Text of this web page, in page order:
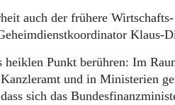
auch der frühere
Klaus-
Punkt berühren: Im
und in Ministerien
sich das